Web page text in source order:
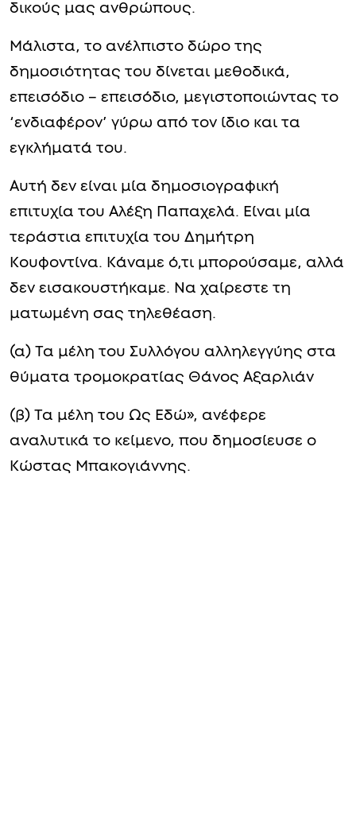
δικούς μας ανθρώπους.
Μάλιστα, το ανέλπιστο δώρο της
δημοσιότητας του δίνεται μεθοδικά,
επεισόδιο – επεισόδιο, μεγιστοποιώντας το
‘ενδιαφέρον’ γύρω από τον ίδιο και τα
εγκλήματά του.
Αυτή δεν είναι μία δημοσιογραφική
επιτυχία του Αλέξη Παπαχελά. Είναι μία
τεράστια επιτυχία του Δημήτρη
Κουφοντίνα. Κάναμε ό,τι μπορούσαμε, αλλά
δεν εισακουστήκαμε. Να χαίρεστε τη
ματωμένη σας τηλεθέαση.
(α) Τα μέλη του Συλλόγου αλληλεγγύης στα
θύματα τρομοκρατίας Θάνος Αξαρλιάν
(β) Τα μέλη του Ως Εδώ», ανέφερε
αναλυτικά το κείμενο, που δημοσίευσε ο
Κώστας Μπακογιάννης.